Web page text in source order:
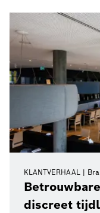
KLANTVERHAAL
discreet